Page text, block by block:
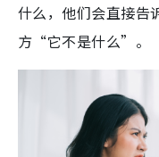
什么，他们会直接告
方“它不是什么”。